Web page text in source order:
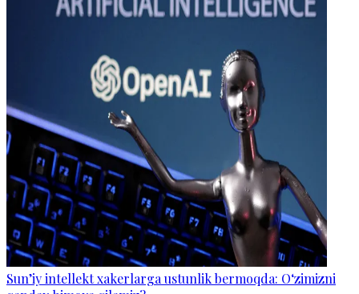
Sun’iy intellekt xakerlarga ustunlik bermoqda: O‘zimizni